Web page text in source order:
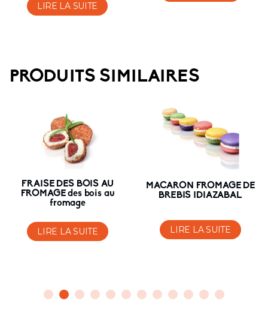
LIRE LA SUITE
PRODUITS SIMILAIRES
FRAISE DES BOIS AU
FROMAGE des bois au
fromage
LIRE LA SUITE
MACARON FROMAGE DE
BREBIS IDIAZABAL
LIRE LA SUITE